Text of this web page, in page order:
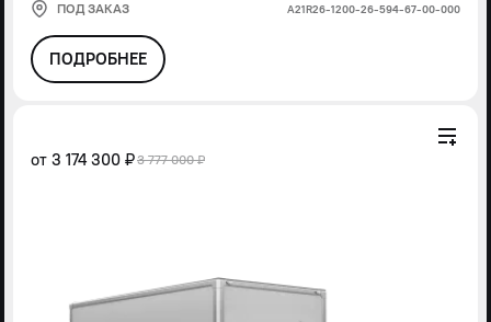
ПОД ЗАКАЗ А21R26-1200-26-594-67-00-000
ПОДРОБНЕЕ
от 3 174 300 ₽3 777 000 ₽